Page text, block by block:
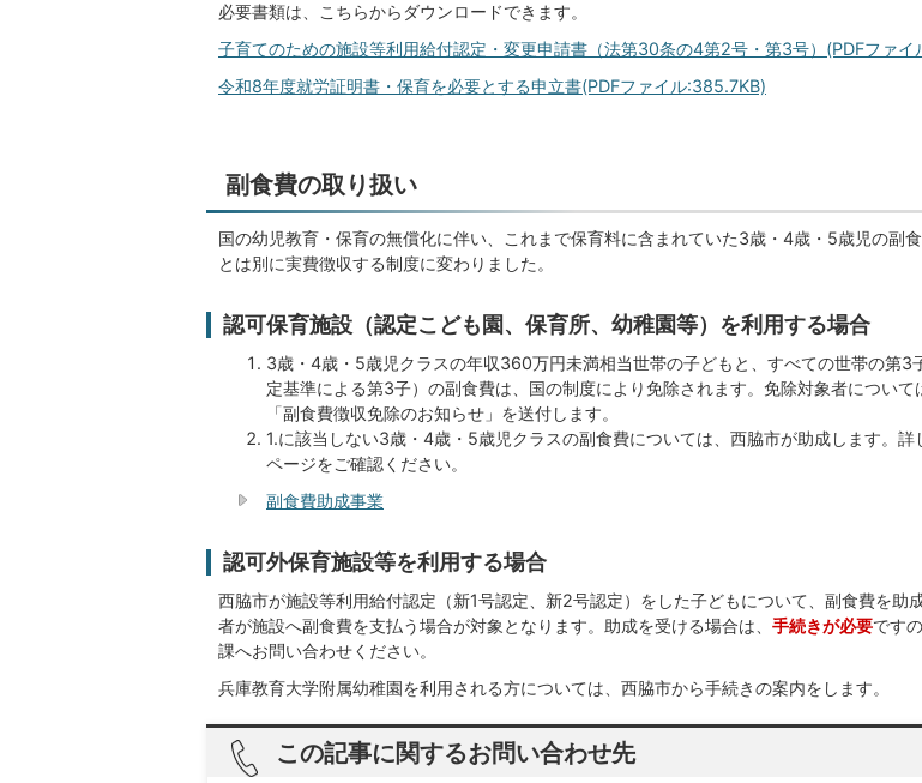
必要書類は、こちらからダウンロードできます。
子育てのための施設等利用給付認定・変更申請書（法第30条の4第2号・第3号）(PDFファイ
令和8年度就労証明書・保育を必要とする申立書(PDFファイル:385.7KB)
副食費の取り扱い
国の幼児教育・保育の無償化に伴い、これまで保育料に含まれていた3歳・4歳・5歳児の副
とは別に実費徴収する制度に変わりました。
認可保育施設（認定こども園、保育所、幼稚園等）を利用する場合
3歳・4歳・5歳児クラスの年収360万円未満相当世帯の子どもと、すべての世帯の第3
定基準による第3子）の副食費は、国の制度により免除されます。免除対象者について
「副食費徴収免除のお知らせ」を送付します。
1.に該当しない3歳・4歳・5歳児クラスの副食費については、西脇市が助成します。詳
ページをご確認ください。
副食費助成事業
認可外保育施設等を利用する場合
西脇市が施設等利用給付認定（新1号認定、新2号認定）をした子どもについて、副食費を助
者が施設へ副食費を支払う場合が対象となります。助成を受ける場合は、 手続きが必要です
課へお問い合わせください。
兵庫教育大学附属幼稚園を利用される方については、西脇市から手続きの案内をします。
この記事に関するお問い合わせ先